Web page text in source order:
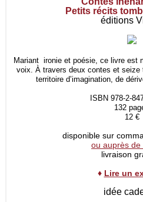
Petits récits
éditions
Mariant ironie et poésie, ce livre est
voix. À travers deux contes et
territoire d’imagination, de
ISBN 978-2-
132
12 €
disponible sur
ou auprès de
livraison
♦ Lire un
idée